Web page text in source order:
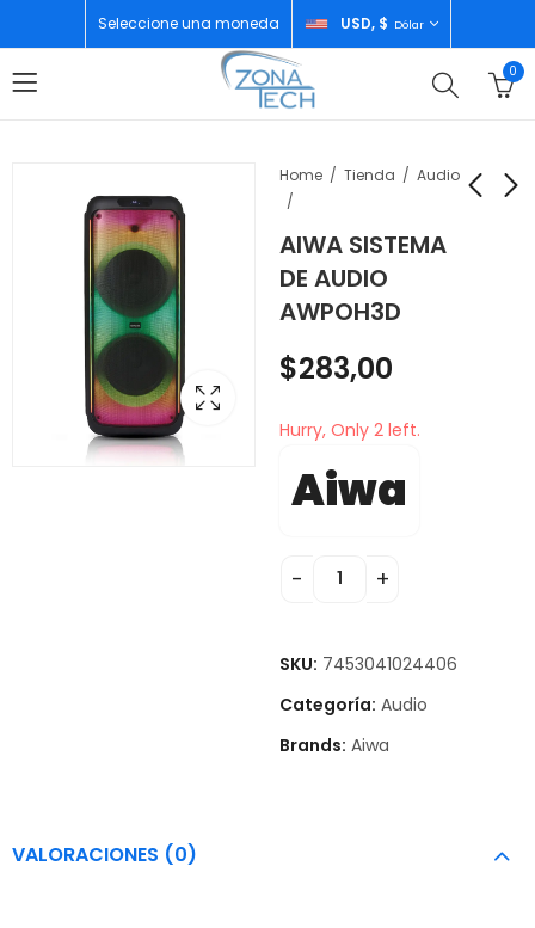
Seleccione una moneda USD, $ Dólar
0
Home Tienda Audio
AIWA SISTEMA
DE AUDIO
AWPOH3D
TAZAS
AWHCMDSS1001
$45,00
WATCH AMOLED
VENU 3 BLACK
$480,00
$283,00
Hurry, Only 2 left.
Aiwa
SKU: 7453041024406
Categoría: Audio
Brands: Aiwa
VALORACIONES (0)